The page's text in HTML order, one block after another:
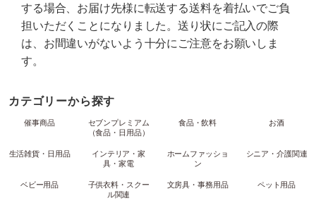
する場合、お届け先様に転送する送料を着払いでご負
担いただくことになりました。送り状にご記入の際
は、お間違いがないよう十分にご注意をお願いしま
す。
カテゴリーから探す
催事商品
セブンプレミアム
（食品・日用品）
食品・飲料 お酒
生活雑貨・日用品
インテリア・家
具・家電
ホームファッショ
ン
シニア・介護関連
ベビー用品
子供衣料・スクー
ル関連
文房具・事務用品 ペット用品